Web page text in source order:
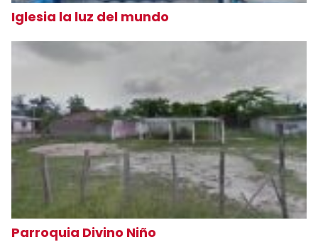
Iglesia la luz del mundo
Parroquia Divino Niño